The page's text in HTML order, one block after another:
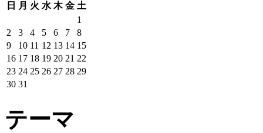
日 月 火 水 木 金 土
1
2
3 4 5 6 7
8
9
10 11 12 13 14 15
16 17 18 19 20 21 22
23 24 25 26 27 28 29
30 31
テーマ